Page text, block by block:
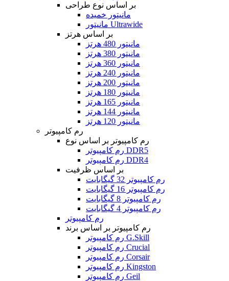
بر اساس نوع طراحی
مانیتور خمیده
مانیتور Ultrawide
بر اساس هرتز
مانیتور 480 هرتز
مانیتور 380 هرتز
مانیتور 360 هرتز
مانیتور 240 هرتز
مانیتور 200 هرتز
مانیتور 180 هرتز
مانیتور 165 هرتز
مانیتور 144 هرتز
مانیتور 120 هرتز
رم کامپیوتر
رم کامپیوتر بر اساس نوع
رم کامپیوتر DDR5
رم کامپیوتر DDR4
بر اساس ظرفیت
رم کامپیوتر 32 گیگابایت
رم کامپیوتر 16 گیگابایت
رم کامپیوتر 8 گیگابایت
رم کامپیوتر 4 گیگابایت
رم کامپیوتر
رم کامپیوتر بر اساس برند
رم کامپیوتر G.Skill
رم کامپیوتر Crucial
رم کامپیوتر Corsair
رم کامپیوتر Kingston
رم کامپیوتر Geil